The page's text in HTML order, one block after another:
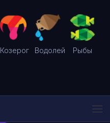
Козерог Водолей Рыбы